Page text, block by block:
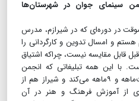
سینمای جوان در شهرستان‌ها
در دوره‌ای که در شیرازم، مدرس
و امسال تدوین و کارگردانی را
وضعیت با ۱۰سال قبل قابل مقایسه نیست، چراکه اشتیاق
با این همه تبلیغاتی که انجمن
سینمای جوان روی دوره‌های هفت‌ماهه و ۹ماهه می‌کند و شیراز هم از
از آموزش فرهنگ و هنر در آن